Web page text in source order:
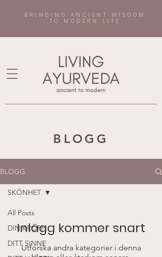
BRINGING ANCIENT WISDOM
TO MODERN LIFE
BLOGG
BLOGG
All Posts
DIN KROPP
DITT SINNE
SKÖNHET
Inlägg kommer snart
Utforska andra kategorier i denna